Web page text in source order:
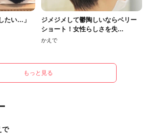
たい…」
ジメジメして鬱陶しいならベリー
ショート！女性らしさを失...
かえで
もっと見る
で